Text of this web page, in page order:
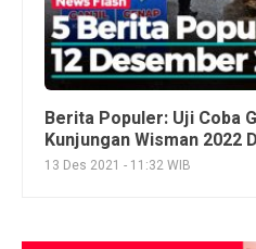
Berita Populer: Uji Coba
Kunjungan Wisman 2022
13 Des 2021 - 11:32 WIB